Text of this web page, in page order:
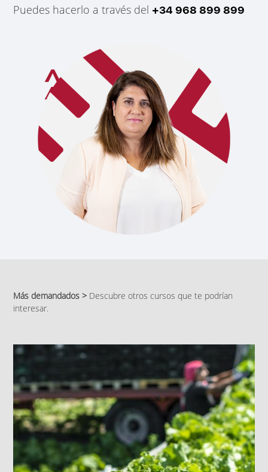
Puedes hacerlo a través del +34 968 899 899
Más demandados > Descubre otros cursos que te podrían
interesar.